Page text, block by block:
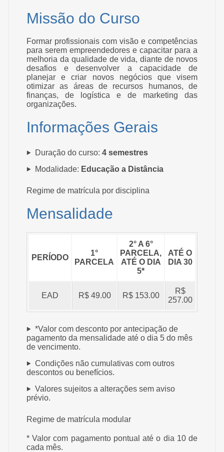
Missão do Curso
Formar profissionais com visão e competências
para serem empreendedores e capacitar para a
melhoria da qualidade de vida, diante de novos
desafios e desenvolver a capacidade de
planejar e criar novos negócios que visem
otimizar as áreas de recursos humanos, de
finanças, de logística e de marketing das
organizações.
Informações Gerais
Duração do curso: 4 semestres
Modalidade: Educação a Distância
Regime de matrícula por disciplina
Mensalidade
PERÍODO
1°
PARCELA
2° A 6°
PARCELA,
ATÉ O DIA
5*
ATÉ O
DIA 30
EAD R$ 49.00 R$ 153.00
R$
257.00
*Valor com desconto por antecipação de
pagamento da mensalidade até o dia 5 do mês
de vencimento.
Condições não cumulativas com outros
descontos ou benefícios.
Valores sujeitos a alterações sem aviso
prévio.
Regime de matrícula modular
* Valor com pagamento pontual até o dia 10 de
cada mês.